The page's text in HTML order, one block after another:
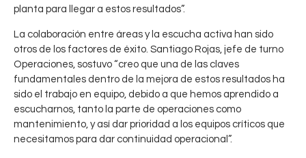
planta para llegar a estos resultados”.
La colaboración entre áreas y la escucha activa han sido
otros de los factores de éxito. Santiago Rojas, jefe de turno
Operaciones, sostuvo “creo que una de las claves
fundamentales dentro de la mejora de estos resultados ha
sido el trabajo en equipo, debido a que hemos aprendido a
escucharnos, tanto la parte de operaciones como
mantenimiento, y así dar prioridad a los equipos críticos que
necesitamos para dar continuidad operacional”.
a
d
o
s
a
j
u
n